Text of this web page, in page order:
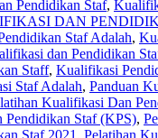
Pendidikan Staf,
DAN
Staf Adalah,
dan Pendidikan
Staff, Kualifikasi
Staf Adalah, Panduan
Kualifikasi Dan
Pendidikan Staf (KPS),
Staf 2021 , Pelatihan